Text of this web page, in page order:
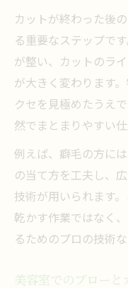
カットが終わった後
る重要なステップで
が整い、カットのラ
が大きく変わります
クセを見極めたうえ
然でまとまりやすい
例えば、癖毛の方に
の当て方を工夫し、
技術が用いられます
乾かす作業ではなく
るためのプロの技術な
美容室でのブローと